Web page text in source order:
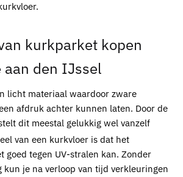
kurkparket kopen
aan den IJssel
licht materiaal waardoor zware
afdruk achter kunnen laten. Door de
dit meestal gelukkig wel vanzelf
van een kurkvloer is dat het
goed tegen UV-stralen kan. Zonder
kun je na verloop van tijd verkleuringen